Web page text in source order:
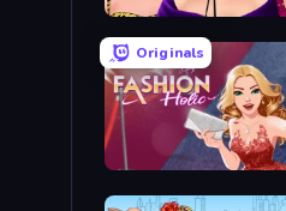
New Year Makeup Trends
Originals
Fashion Holic